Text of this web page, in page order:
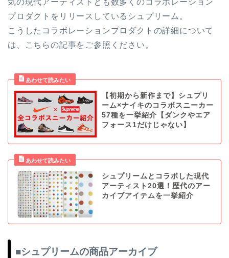
気の現代アーティストとも数多くのコラボレーション
プロダクトをリリースしているシュプリーム。
こうしたコラボレーションプロダクトの詳細について
は、こちらの記事をご参照ください。
【初期から新作まで】シュプリ
ーム×ナイキのコラボスニーカー
57種を一挙紹介【ダンクやエア
フォース1だけじゃない】
シュプリームとコラボした現代
アーティスト20選！歴代のアー
カイブアイテムを一挙紹介
■シュプリームの商品アーカイブ